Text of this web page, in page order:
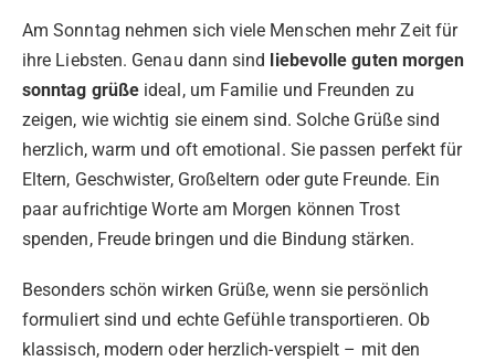
Am Sonntag nehmen sich viele Menschen mehr Zeit für
ihre Liebsten. Genau dann sind liebevolle guten morgen
sonntag grüße ideal, um Familie und Freunden zu
zeigen, wie wichtig sie einem sind. Solche Grüße sind
herzlich, warm und oft emotional. Sie passen perfekt für
Eltern, Geschwister, Großeltern oder gute Freunde. Ein
paar aufrichtige Worte am Morgen können Trost
spenden, Freude bringen und die Bindung stärken.
Besonders schön wirken Grüße, wenn sie persönlich
formuliert sind und echte Gefühle transportieren. Ob
klassisch, modern oder herzlich-verspielt – mit den